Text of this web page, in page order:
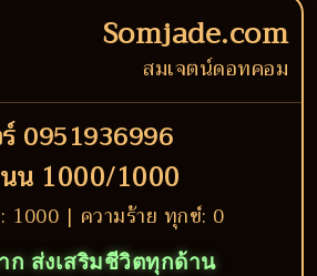
Somjade.com
สมเจตน์ดอทคอม
0951936996
น 1000/1000
1000 | ความร้าย ทุกข์: 0
ก ส่งเสริมชีวิตทุกด้าน